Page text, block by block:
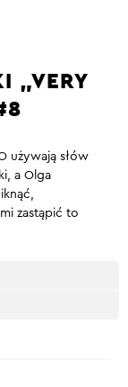
„VERY
używają słów
a Olga
zastąpić to